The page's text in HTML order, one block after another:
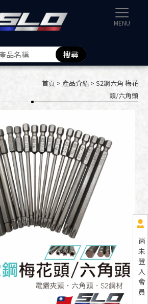
尚
未
登
入
會
員
速辰
首頁 > 產品介紹 > S2鋼六角 梅花
頭/六角頭